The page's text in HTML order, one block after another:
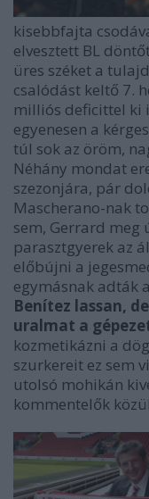
kisebbfajta
elvesztett BL
üres széket a
csalódást keltő 7.
milliós deficittel ki
egyenesen a
túl sok az öröm,
Néhány mondat
szezonjára, pár
Mascherano-nak
sem, Gerrard
parasztgyerek az
előbújni a
egymásnak adták
Benítez lassan,
uralmat a
kozmetikázni a
szurkereit ez sem
utolsó mohikán
kommentelők